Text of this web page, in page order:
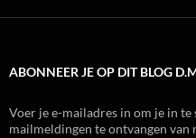
ABONNEER JE OP DIT BLOG
Voer je e-mailadres in om je in
mailmeldingen te ontvangen van